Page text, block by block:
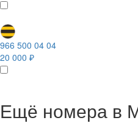
966 500 04 04
20 000 ₽
Ещё номера в